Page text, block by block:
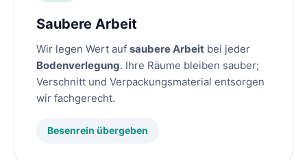
Saubere Arbeit
Wir legen Wert auf saubere Arbeit bei jeder
Bodenverlegung. Ihre Räume bleiben sauber;
Verschnitt und Verpackungsmaterial entsorgen
wir fachgerecht.
Besenrein übergeben